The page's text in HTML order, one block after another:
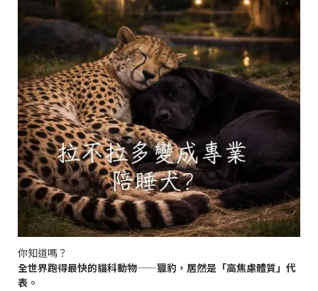
你知道嗎？
全世界跑得最快的貓科動物——獵豹，居然是「高焦慮體質」代
表。